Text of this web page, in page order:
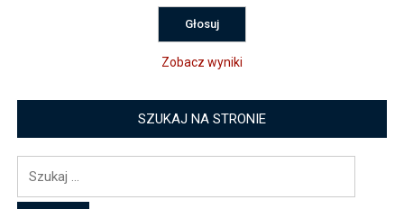
Zobacz wyniki
SZUKAJ NA STRONIE